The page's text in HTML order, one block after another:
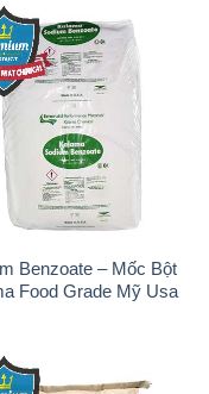
Benzoate – Mốc Bột
Food Grade Mỹ Usa